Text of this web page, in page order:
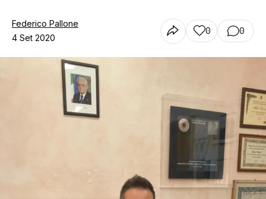
Contatti
Federico Pallone
4 Set 2020
0 0